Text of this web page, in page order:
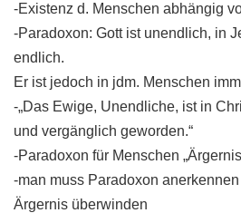
-Existenz d. Menschen abhängig
-Paradoxon: Gott ist unendlich, in
endlich.
Er ist jedoch in jdm. Menschen
-„Das Ewige, Unendliche, ist in
und vergänglich geworden.“
-Paradoxon für Menschen
-man muss Paradoxon
Ärgernis überwinden